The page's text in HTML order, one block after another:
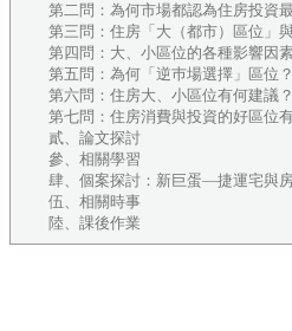
第二問：為何市場都認為住房投資
第三問：住房「大（都市）區位」
第四問：大、小區位的各種影響因
第五問：為何「逆巿場選擇」區位
第六問：住房大、小區位有何建議
第七問：住房消費與投資的好區位
貳、論文探討
參、相關學習
肆、個案探討：新巨蛋—捷運宅與
伍、相關時事
陸、課後作業